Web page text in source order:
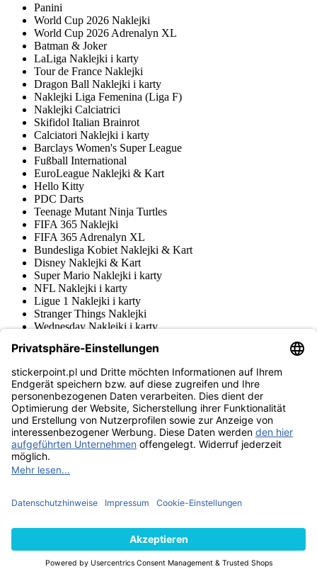
Panini
World Cup 2026 Naklejki
World Cup 2026 Adrenalyn XL
Batman & Joker
LaLiga Naklejki i karty
Tour de France Naklejki
Dragon Ball Naklejki i karty
Naklejki Liga Femenina (Liga F)
Naklejki Calciatrici
Skifidol Italian Brainrot
Calciatori Naklejki i karty
Barclays Women's Super League
Fußball International
EuroLeague Naklejki & Kart
Hello Kitty
PDC Darts
Teenage Mutant Ninja Turtles
FIFA 365 Naklejki
FIFA 365 Adrenalyn XL
Bundesliga Kobiet Naklejki & Kart
Disney Naklejki & Kart
Super Mario Naklejki i karty
NFL Naklejki i karty
Ligue 1 Naklejki i karty
Stranger Things Naklejki
Wednesday Naklejki i karty
Squishmallows Naklejki i karty
Jurassic World Naklejki i karty
Gabby's Dollhouse
Paw Patrol Naklejki i karty
Brawl Stars Trading Cards
FIFA Club World Cup 2025 Adrenalyn XL
FIFA Club World Cup 2025 Naklejki
Premier League Naklejki & Adrenalyn XL
Stumble Guys Naklejki & Kart
Naklejki Giro d'Italia
Hot Wheels Trading Cards
Minecraft Naklejki & Kart